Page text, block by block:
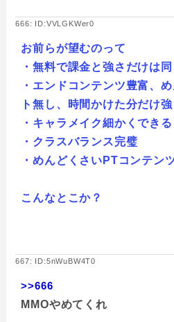
666: ID:VVLGKWer0
お前らが望むのって
・無料で課金と強さだけは
・エンドコンテンツ豊富、
ト無し、時間かけた分だけ
・キャラメイク細かくできる
・クラスバランス完璧
・めんどくさいPTコンテン
こんなとこか？
667: ID:5nWuBW4T0
>>666
MMOやめてくれ